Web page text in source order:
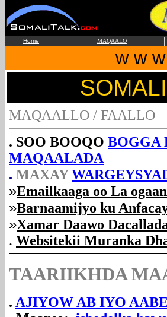
Home | MAQAALO |
w w
MAQAALLO / FAALLO
. SOO BOOQO BOGGA
MAQAALADA
. MAXAY
»Emailkaaga oo La
»Barnaamijyo ku
»Xamar Daawo
. Websitekii Muranka
TAARIIKHDA
. AJIYOW AB IYO